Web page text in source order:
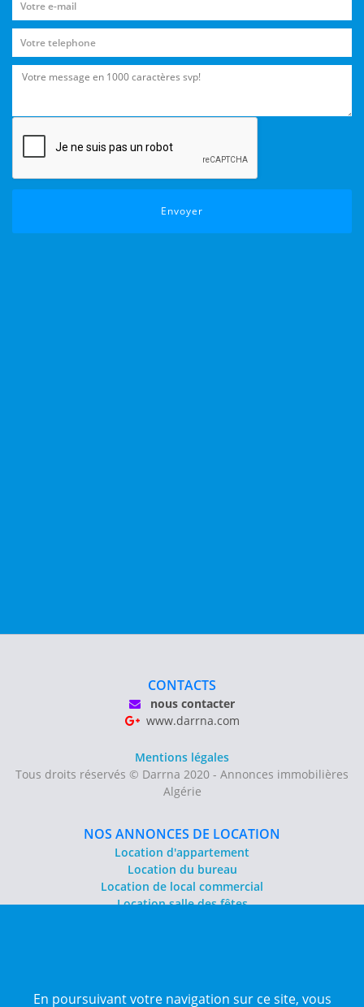
Envoyer
En poursuivant votre navigation sur ce site, vous
CONTACTS
nous contacter
www.darrna.com
Mentions légales
Tous droits réservés © Darrna 2020 - Annonces immobilières
Algérie
NOS ANNONCES DE LOCATION
Location d'appartement
Location du bureau
Location de local commercial
Location salle des fêtes
Vente terrain